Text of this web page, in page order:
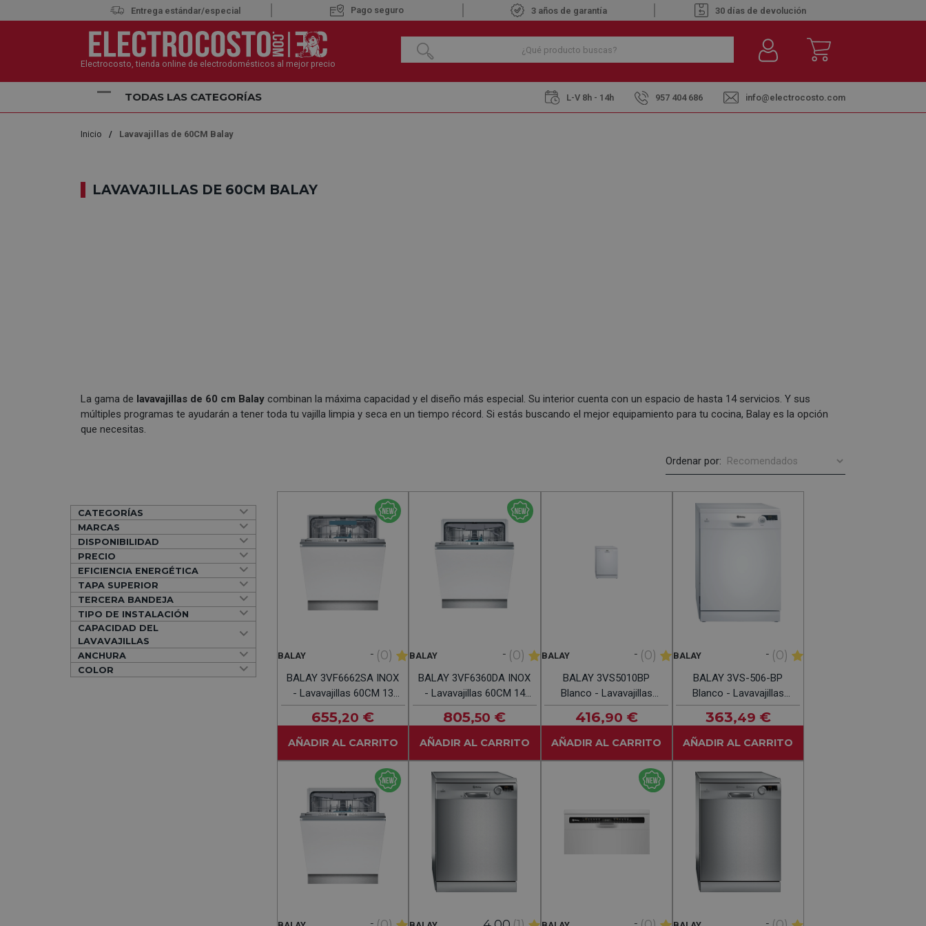
Entrega estándar/especial Pago seguro 3 años de garantía 30 días de devolución
Electrocosto, tienda online de electrodomésticos al mejor precio
TODAS LAS CATEGORÍAS L-V 8h - 14h 957 404 686 info@electrocosto.com
Inicio Lavavajillas de 60CM Balay
LAVAVAJILLAS DE 60CM BALAY
La gama de lavavajillas de 60 cm Balay combinan la máxima capacidad y el diseño más especial. Su interior cuenta con un espacio de hasta 14 servicios. Y sus
múltiples programas te ayudarán a tener toda tu vajilla limpia y seca en un tiempo récord. Si estás buscando el mejor equipamiento para tu cocina, Balay es la opción
que necesitas.
Ordenar por:
CATEGORÍAS
MARCAS
DISPONIBILIDAD
PRECIO
EFICIENCIA ENERGÉTICA
TAPA SUPERIOR
TERCERA BANDEJA
TIPO DE INSTALACIÓN
CAPACIDAD DEL
LAVAVAJILLAS
ANCHURA
COLOR
BALAY - (0)
BALAY 3VF6662SA INOX
- Lavavajillas 60CM 13
Servicios
655,20 €
AÑADIR AL CARRITO
BALAY - (0)
BALAY 3VF6360DA INOX
- Lavavajillas 60CM 14
Servicios
805,50 €
AÑADIR AL CARRITO
BALAY - (0)
BALAY 3VS5010BP
Blanco - Lavavajillas
60CM 12 Cubiertos
416,90 €
AÑADIR AL CARRITO
BALAY - (0)
BALAY 3VS-506-BP
Blanco - Lavavajillas
60CM 12 Servicios
363,49 €
AÑADIR AL CARRITO
- - -